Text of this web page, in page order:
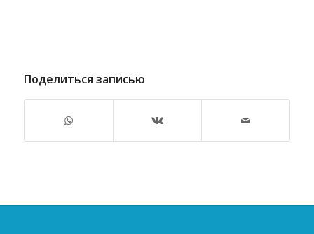
Поделиться записью